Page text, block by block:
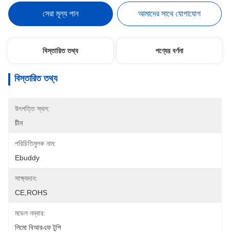
সেরা মূল্য পান আমাদের সাথে যোগাযোগ
বিস্তারিত তথ্য পণ্যের বর্ণনা
বিস্তারিত তথ্য
উৎপত্তি স্থল:
চীন
পরিচিতিমুলক নাম:
Ebuddy
সাক্ষ্যদান:
CE,ROHS
মডেল নম্বার:
লিমো বিআরএফ টুপি